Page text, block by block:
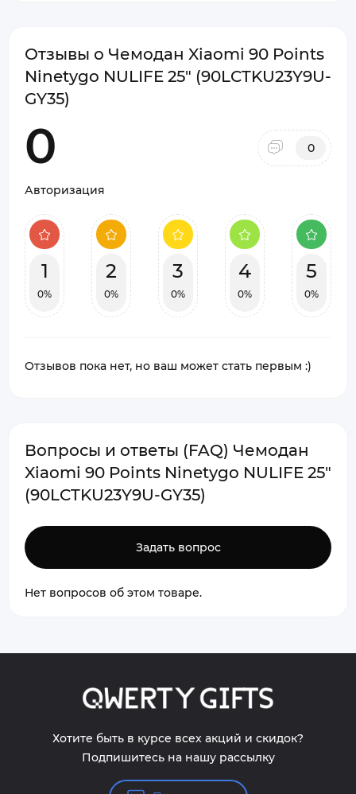
Отзывы о Чемодан Xiaomi 90 Points
Ninetygo NULIFE 25" (90LCTKU23Y9U-
GY35)
0 0
Авторизация
1
0%
2
0%
3
0%
4
0%
5
0%
Отзывов пока нет, но ваш может стать первым :)
Вопросы и ответы (FAQ) Чемодан
Xiaomi 90 Points Ninetygo NULIFE 25"
(90LCTKU23Y9U-GY35)
Задать вопрос
Нет вопросов об этом товаре.
Хотите быть в курсе всех акций и скидок?
Подпишитесь на нашу рассылку